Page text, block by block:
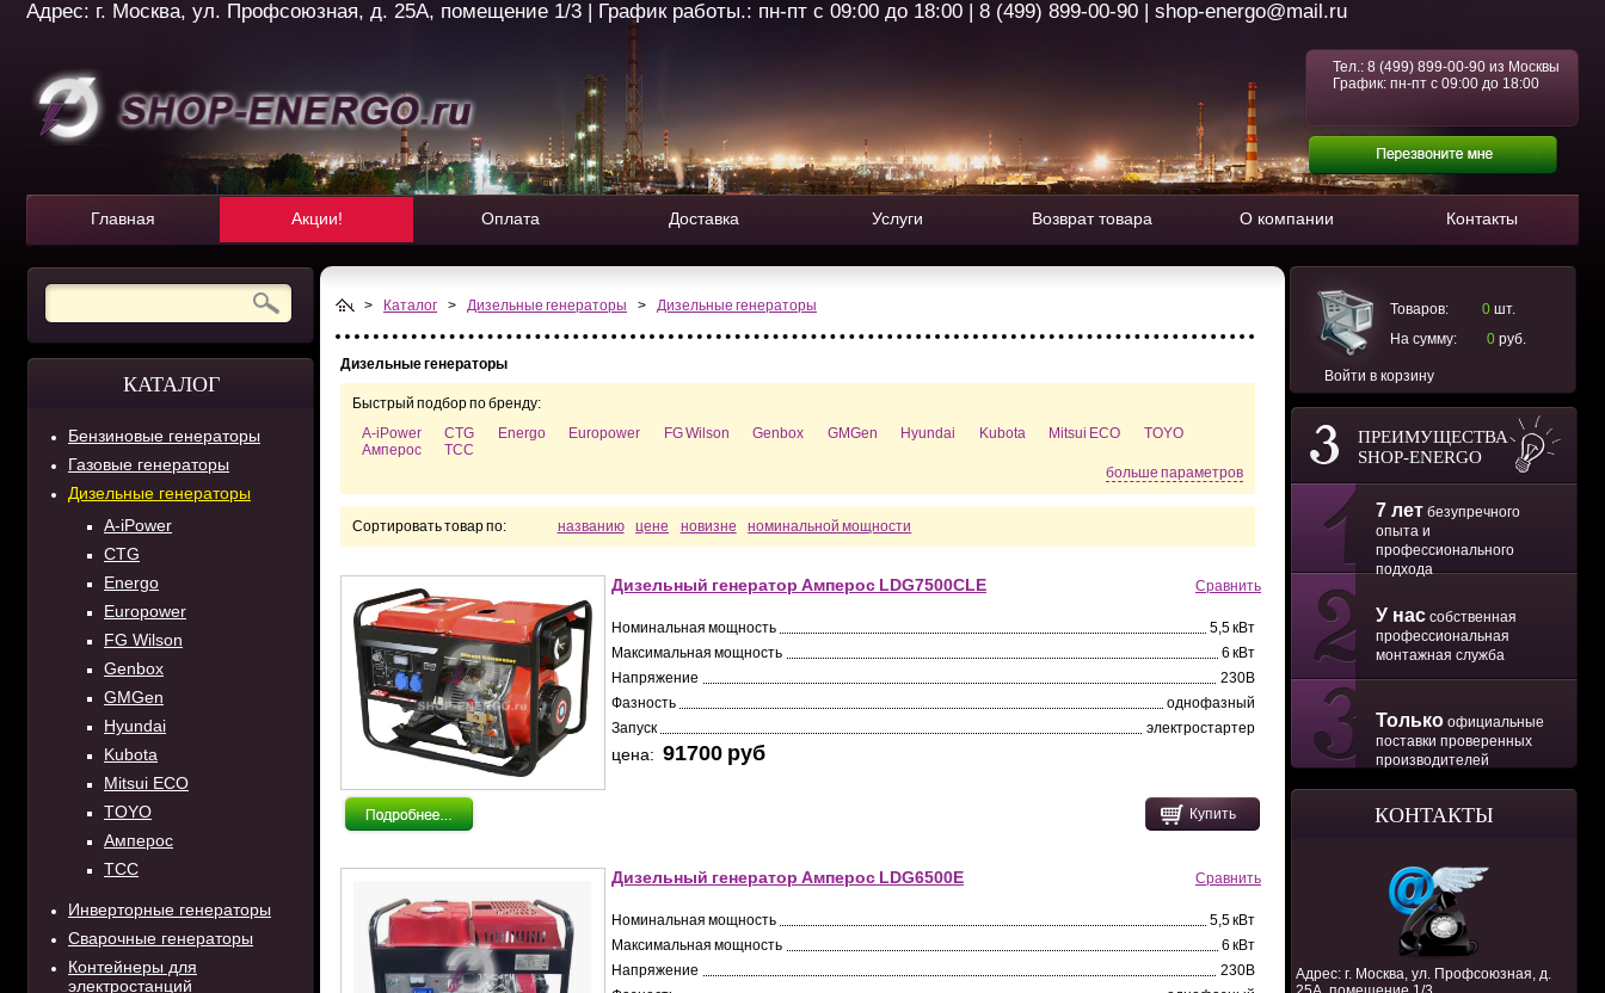
Адрес: г. Москва, ул. Профсоюзная, д. 25А, помещение 1/3 | График работы.: пн-пт с 09:00 до 18:00 | 8 (499) 899-00-90 | shop-energo@mail.ru
Тел.: 8 (499) 899-00-90 из Москвы
График: пн-пт с 09:00 до 18:00
Главная Акции! Оплата Доставка Услуги Возврат товара О компании Контакты
КАТАЛОГ
Бензиновые генераторы
Газовые генераторы
Дизельные генераторы
A-iPower
CTG
Energo
Europower
FG Wilson
Genbox
GMGen
Hyundai
Kubota
Mitsui ECO
TOYO
Амперос
ТСС
Инверторные генераторы
Сварочные генераторы
Контейнеры для
электростанций
Товаров: 0 шт.
На сумму:
0 руб.
Войти в корзину
ПРЕИМУЩЕСТВА
SHOP-ENERGO
7 лет безупречного
опыта и
профессионального
подхода
У нас собственная
профессиональная
монтажная служба
Только официальные
поставки проверенных
производителей
КОНТАКТЫ
Адрес: г. Москва, ул. Профсоюзная, д.
> Каталог > Дизельные генераторы > Дизельные генераторы
Дизельные генераторы
Быстрый подбор по бренду:
A-iPower
CTG Energo Europower FG Wilson Genbox GMGen Hyundai Kubota Mitsui ECO
TOYO
Амперос
ТСС
больше параметров
Сортировать товар по: названию цене новизне номинальной мощности
Дизельный генератор Амперос LDG7500СLE Сравнить
Номинальная мощность
5,5 кВт
Максимальная мощность
6 кВт
Напряжение
230В
Фазность
однофазный
Запуск
электростартер
цена: 91700 pуб
Купить
Дизельный генератор Амперос LDG6500E Сравнить
Номинальная мощность
5,5 кВт
Максимальная мощность
6 кВт
Напряжение
230В